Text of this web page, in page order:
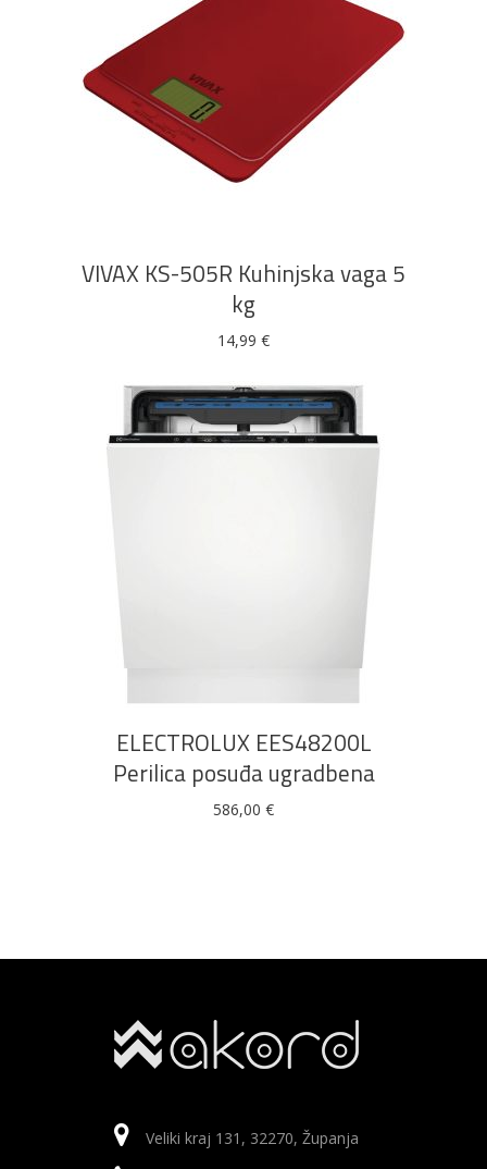
DODAJ U KOŠARICU
VIVAX KS-505R Kuhinjska vaga 5
kg
14,99 €
ELECTROLUX EES48200L
Perilica posuđa ugradbena
586,00 €
Veliki kraj 131, 32270, Županja